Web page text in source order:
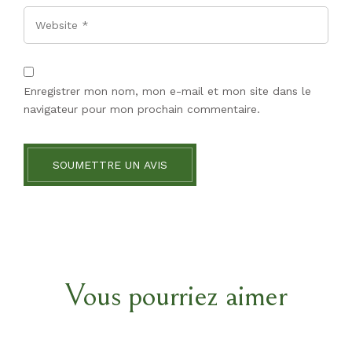
Enregistrer mon nom, mon e-mail et mon site dans le
navigateur pour mon prochain commentaire.
SOUMETTRE UN AVIS
Vous pourriez aimer